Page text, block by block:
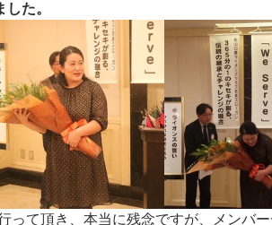
た。